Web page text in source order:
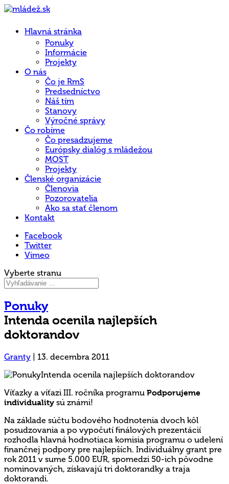
Hlavná stránka
Ponuky
Informácie
Projekty
O nás
Čo je RmS
Predsedníctvo
Náš tím
Stanovy
Výročné správy
Čo robíme
Čo presadzujeme
Európsky dialóg s mládežou
MOST
Projekty
Členské organizácie
Členovia
Pozorovatelia
Ako sa stať členom
Kontakt
Facebook
Twitter
Vimeo
Vyberte stranu
Ponuky
Intenda ocenila najlepších
doktorandov
Granty 13. decembra 2011
Víťazky a víťazi III. ročníka programu Podporujeme
individuality sú známi!
Na základe súčtu bodového hodnotenia dvoch kôl
posudzovania a po vypočutí finálových prezentácií
rozhodla hlavná hodnotiaca komisia programu o udelení
finančnej podpory pre najlepších. Individuálny grant pre
rok 2011 v sume 5.000 EUR, spomedzi 50-ich pôvodne
nominovaných, získavajú tri doktorandky a traja
doktorandi.